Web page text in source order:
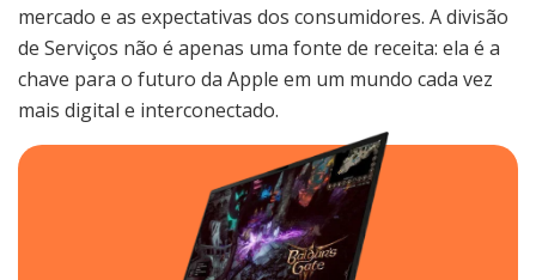
mercado e as expectativas dos consumidores. A divisão
de Serviços não é apenas uma fonte de receita: ela é a
chave para o futuro da Apple em um mundo cada vez
mais digital e interconectado.